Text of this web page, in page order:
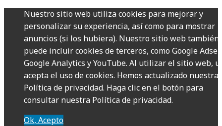
Nuestro sitio web utiliza cookies para mejorar y
personalizar su experiencia, así como para mostrar
anuncios (si los hubiera). Nuestro sitio web también
puede incluir cookies de terceros, como Google
Google Analytics y YouTube. Al utilizar el sitio web,
acepta el uso de cookies. Hemos actualizado nuestra
Política de privacidad. Haga clic en el botón para
consultar nuestra Política de privacidad.
Ok, Acepto